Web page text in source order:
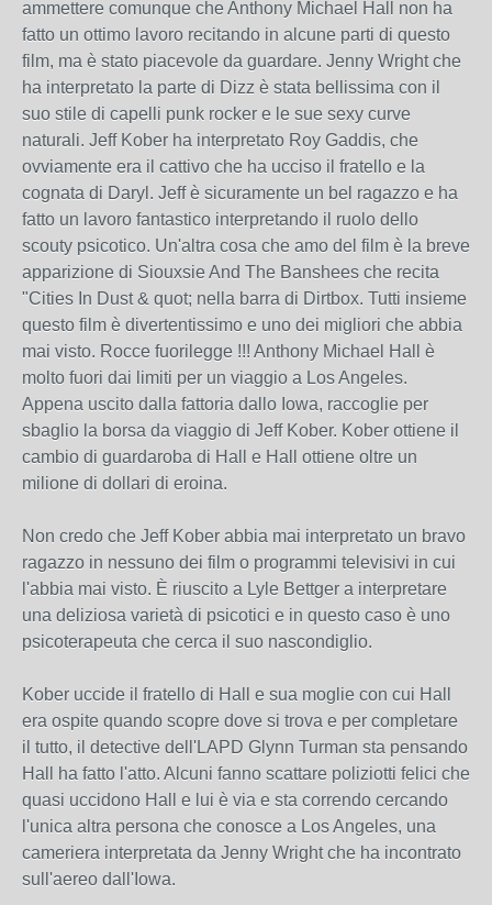
ammettere comunque che Anthony Michael Hall non ha
fatto un ottimo lavoro recitando in alcune parti di questo
film, ma è stato piacevole da guardare. Jenny Wright che
ha interpretato la parte di Dizz è stata bellissima con il
suo stile di capelli punk rocker e le sue sexy curve
naturali. Jeff Kober ha interpretato Roy Gaddis, che
ovviamente era il cattivo che ha ucciso il fratello e la
cognata di Daryl. Jeff è sicuramente un bel ragazzo e ha
fatto un lavoro fantastico interpretando il ruolo dello
scouty psicotico. Un'altra cosa che amo del film è la breve
apparizione di Siouxsie And The Banshees che recita
"Cities In Dust & quot; nella barra di Dirtbox. Tutti insieme
questo film è divertentissimo e uno dei migliori che abbia
mai visto. Rocce fuorilegge !!! Anthony Michael Hall è
molto fuori dai limiti per un viaggio a Los Angeles.
Appena uscito dalla fattoria dallo Iowa, raccoglie per
sbaglio la borsa da viaggio di Jeff Kober. Kober ottiene il
cambio di guardaroba di Hall e Hall ottiene oltre un
milione di dollari di eroina.
Non credo che Jeff Kober abbia mai interpretato un bravo
ragazzo in nessuno dei film o programmi televisivi in ​​cui
l'abbia mai visto. È riuscito a Lyle Bettger a interpretare
una deliziosa varietà di psicotici e in questo caso è uno
psicoterapeuta che cerca il suo nascondiglio.
Kober uccide il fratello di Hall e sua moglie con cui Hall
era ospite quando scopre dove si trova e per completare
il tutto, il detective dell'LAPD Glynn Turman sta pensando
Hall ha fatto l'atto. Alcuni fanno scattare poliziotti felici che
quasi uccidono Hall e lui è via e sta correndo cercando
l'unica altra persona che conosce a Los Angeles, una
cameriera interpretata da Jenny Wright che ha incontrato
sull'aereo dall'Iowa.